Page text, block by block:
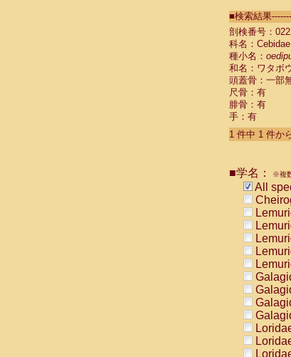
■検索結果
剖検番号：
科名：Cebidae
種小名：
和名：ワタボ
頭蓋骨：一部
尺骨：有
腓骨：有
手：有
1 件中 1 件か
■学名： ※複
All